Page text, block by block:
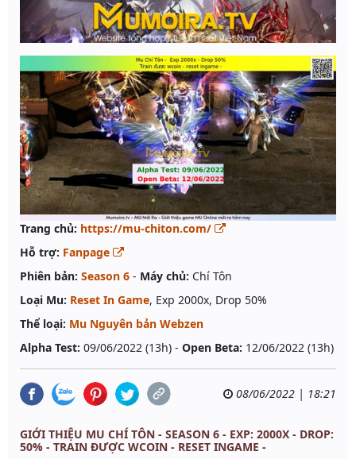
Trang chủ: https://mu-chiton.com/
Hỗ trợ: Fanpage
Phiên bản: Season 6 - Máy chủ: Chí Tôn
Loại Mu: Reset In Game, Exp 2000x, Drop 50%
Thể loại: Mu Nguyên bản Webzen
Alpha Test: 09/06/2022 (13h) - Open Beta: 12/06/2022 (13h)
08/06/2022 | 18:21
GIỚI THIỆU MU CHÍ TÔN - SEASON 6 - EXP: 2000X - DROP:
50% - TRAIN ĐƯỢC WCOIN - RESET INGAME -